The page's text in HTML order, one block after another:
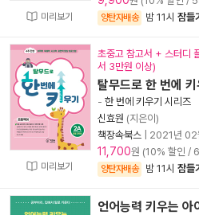
미리보기 양탄자배송 밤 11시 잠들
미리보기
초중고 참고서 + 스터디
서 3만원 이상)
탈무드로 한 번에
- 한 번에 키우기 시리즈
신효원 (지은이)
책장속북스
2021년 02
11,700원 (10% 할인 /
양탄자배송 밤 11시 잠들
언어능력 키우는 아